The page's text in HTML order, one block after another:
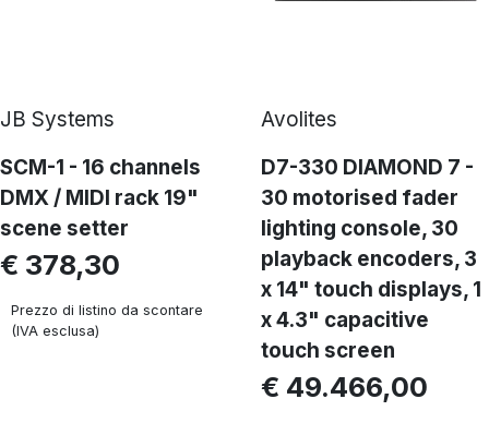
JB Systems
SCM-1 - 16 channels
DMX / MIDI rack 19"
scene setter
€ 378,30
Prezzo di listino da scontare
(IVA esclusa)
Avolites
D7-330 DIAMOND 7 -
30 motorised fader
lighting console, 30
playback encoders, 3
x 14" touch displays, 1
x 4.3" capacitive
touch screen
€ 49.466,00